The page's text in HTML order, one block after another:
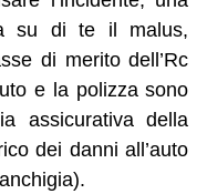
su di te il malus,
di merito dell’Rc
e la polizza sono
assicurativa della
dei danni all’auto